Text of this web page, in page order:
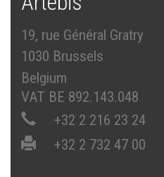
19, rue Général Gratry
1030 Brussels
Belgium
VAT BE 892.143.048
+32 2 216 23 24
+32 2 732 47 00